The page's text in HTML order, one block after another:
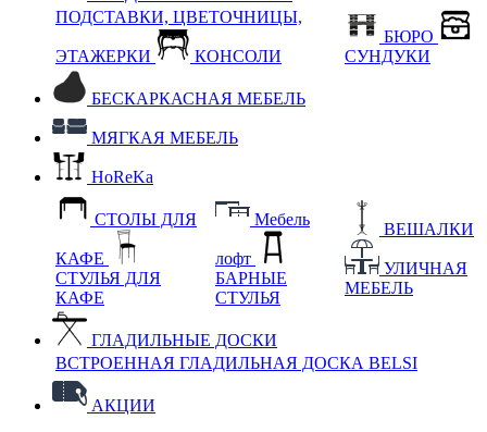
ПОДСТАВКИ, ЦВЕТОЧНИЦЫ,
ЭТАЖЕРКИ КОНСОЛИ
БЮРО
СУНДУКИ
БЕСКАРКАСНАЯ МЕБЕЛЬ
МЯГКАЯ МЕБЕЛЬ
HoReKa
СТОЛЫ ДЛЯ
КАФЕ
СТУЛЬЯ ДЛЯ
КАФЕ
Мебель
лофт
БАРНЫЕ
СТУЛЬЯ
ВЕШАЛКИ
УЛИЧНАЯ
МЕБЕЛЬ
ГЛАДИЛЬНЫЕ ДОСКИ
ВСТРОЕННАЯ ГЛАДИЛЬНАЯ ДОСКА BELSI
АКЦИИ